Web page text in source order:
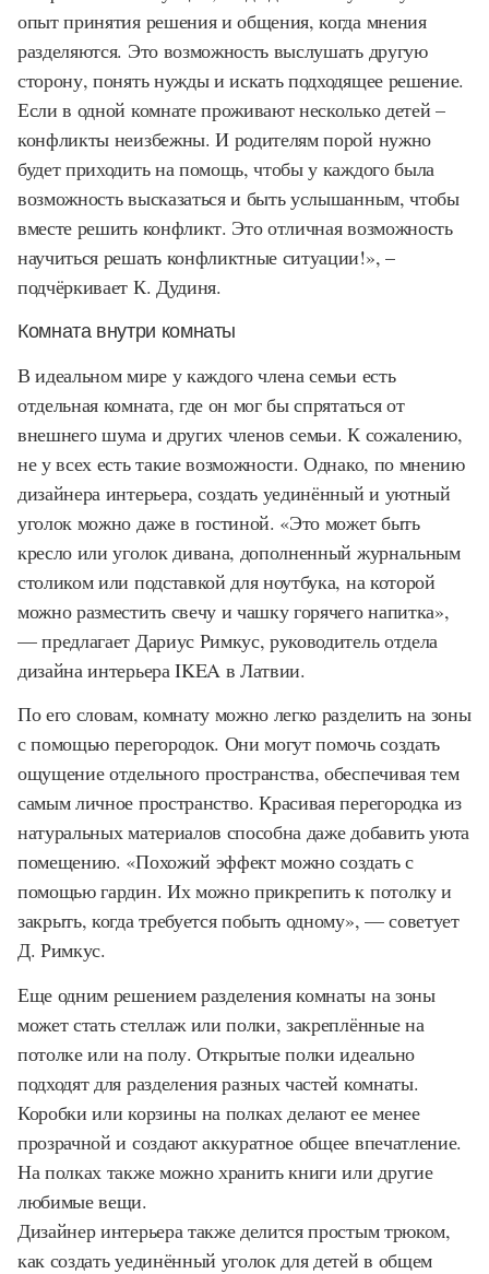
опыт принятия решения и общения, когда мнения
разделяются. Это возможность выслушать другую
сторону, понять нужды и искать подходящее решение.
Если в одной комнате проживают несколько детей –
конфликты неизбежны. И родителям порой нужно
будет приходить на помощь, чтобы у каждого была
возможность высказаться и быть услышанным, чтобы
вместе решить конфликт. Это отличная возможность
научиться решать конфликтные ситуации!», –
подчёркивает К. Дудиня.
Комната внутри комнаты
В идеальном мире у каждого члена семьи есть
отдельная комната, где он мог бы спрятаться от
внешнего шума и других членов семьи. К сожалению,
не у всех есть такие возможности. Однако, по мнению
дизайнера интерьера, создать уединённый и уютный
уголок можно даже в гостиной. «Это может быть
кресло или уголок дивана, дополненный журнальным
столиком или подставкой для ноутбука, на которой
можно разместить свечу и чашку горячего напитка»,
— предлагает Дариус Римкус, руководитель отдела
дизайна интерьера IKEA в Латвии.
По его словам, комнату можно легко разделить на зоны
с помощью перегородок. Они могут помочь создать
ощущение отдельного пространства, обеспечивая тем
самым личное пространство. Красивая перегородка из
натуральных материалов способна даже добавить уюта
помещению. «Похожий эффект можно создать с
помощью гардин. Их можно прикрепить к потолку и
закрыть, когда требуется побыть одному», — советует
Д. Римкус.
Еще одним решением разделения комнаты на зоны
может стать стеллаж или полки, закреплённые на
потолке или на полу. Открытые полки идеально
подходят для разделения разных частей комнаты.
Коробки или корзины на полках делают ее менее
прозрачной и создают аккуратное общее впечатление.
На полках также можно хранить книги или другие
любимые вещи.
Дизайнер интерьера также делится простым трюком,
как создать уединённый уголок для детей в общем